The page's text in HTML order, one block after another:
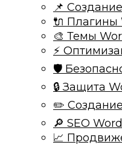
📌
🔌 Плагины
🎨 Темы
⚡
🛡️
🔒 Защита
✏️ Создание
🔎 SEO
📈